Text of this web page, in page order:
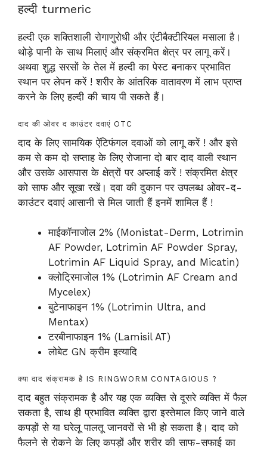
हल्दी turmeric
हल्दी एक शक्तिशाली रोगाणुरोधी और एंटीबैक्टीरियल मसाला है।
थोड़े पानी के साथ मिलाएं और संक्रमित क्षेत्र पर लागू करें।
अथवा शुद्ध सरसों के तेल में हल्दी का पेस्ट बनाकर प्रभावित
स्थान पर लेपन करें ! शरीर के आंतरिक वातावरण में लाभ प्राप्त
करने के लिए हल्दी की चाय पी सकते हैं।
दाद की ओवर द काउंटर दवाएं OTC
दाद के लिए सामयिक ऐंटिफंगल दवाओं को लागू करें ! और इसे
कम से कम दो सप्ताह के लिए रोजाना दो बार दाद वाली स्थान
और उसके आसपास के क्षेत्रों पर अप्लाई करें ! संक्रमित क्षेत्र
को साफ और सूखा रखें। दवा की दुकान पर उपलब्ध ओवर-द-
काउंटर दवाएं आसानी से मिल जाती हैं इनमें शामिल हैं !
माईकॉनाजोल 2% (Monistat-Derm, Lotrimin
AF Powder, Lotrimin AF Powder Spray,
Lotrimin AF Liquid Spray, and Micatin)
क्लोट्रिमाजोल 1% (Lotrimin AF Cream and
Mycelex)
बुटेनाफाइन 1% (Lotrimin Ultra, and
Mentax)
टरबीनाफाइन 1% (Lamisil AT)
लोबेट GN क्रीम इत्यादि
क्या दाद संक्रामक है IS RINGWORM CONTAGIOUS ?
दाद बहुत संक्रामक है और यह एक व्यक्ति से दूसरे व्यक्ति में फैल
सकता है, साथ ही प्रभावित व्यक्ति द्वारा इस्तेमाल किए जाने वाले
कपड़ों से या घरेलू पालतू जानवरों से भी हो सकता है। दाद को
फैलने से रोकने के लिए कपड़ों और शरीर की साफ-सफाई का